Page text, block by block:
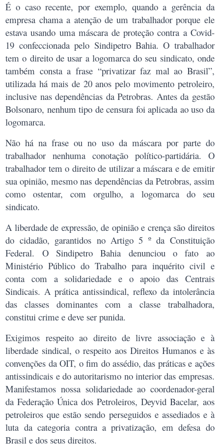
É o caso recente, por exemplo, quando a gerência da
empresa chama a atenção de um trabalhador porque ele
estava usando uma máscara de proteção contra a Covid-
19 confeccionada pelo Sindipetro Bahia. O trabalhador
tem o direito de usar a logomarca do seu sindicato, onde
também consta a frase “privatizar faz mal ao Brasil”,
utilizada há mais de 20 anos pelo movimento petroleiro,
inclusive nas dependências da Petrobras. Antes da gestão
Bolsonaro, nenhum tipo de censura foi aplicada ao uso da
logomarca.
Não há na frase ou no uso da máscara por parte do
trabalhador nenhuma conotação político-partidária. O
trabalhador tem o direito de utilizar a máscara e de emitir
sua opinião, mesmo nas dependências da Petrobras, assim
como ostentar, com orgulho, a logomarca do seu
sindicato.
A liberdade de expressão, de opinião e crença são direitos
do cidadão, garantidos no Artigo 5 º da Constituição
Federal. O Sindipetro Bahia denunciou o fato ao
Ministério Público do Trabalho para inquérito civil e
conta com a solidariedade e o apoio das Centrais
Sindicais. A prática antissindical, reflexo da intolerância
das classes dominantes com a classe trabalhadora,
constitui crime e deve ser punida.
Exigimos respeito ao direito de livre associação e à
liberdade sindical, o respeito aos Direitos Humanos e às
convenções da OIT, o fim do assédio, das práticas e ações
antissindicais e do autoritarismo no interior das empresas.
Manifestamos nossa solidariedade ao coordenador-geral
da Federação Única dos Petroleiros, Deyvid Bacelar, aos
petroleiros que estão sendo perseguidos e assediados e à
luta da categoria contra a privatização, em defesa do
Brasil e dos seus direitos.